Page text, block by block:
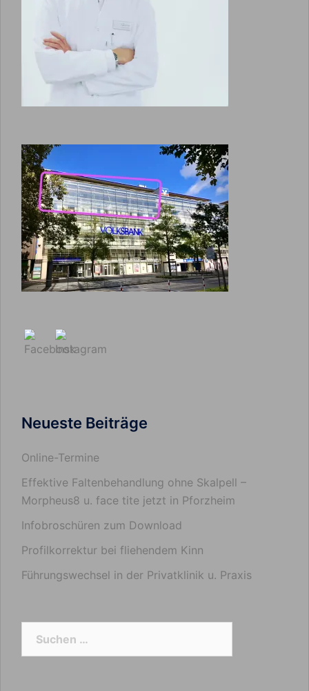
Neueste Beiträge
Online-Termine
Effektive Faltenbehandlung ohne Skalpell –
Morpheus8 u. face tite jetzt in Pforzheim
Infobroschüren zum Download
Profilkorrektur bei fliehendem Kinn
Führungswechsel in der Privatklinik u. Praxis
nach: